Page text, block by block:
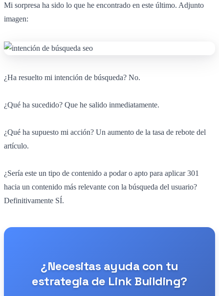
Mi sorpresa ha sido lo que he encontrado en este último. Adjunto
imagen:
¿Ha resuelto mi intención de búsqueda? No.
¿Qué ha sucedido? Que he salido inmediatamente.
¿Qué ha supuesto mi acción? Un aumento de la tasa de rebote del
artículo.
¿Sería este un tipo de contenido a podar o apto para aplicar 301
hacia un contenido más relevante con la búsqueda del usuario?
Definitivamente SÍ.
¿Necesitas ayuda con tu
estrategia de Link Building?